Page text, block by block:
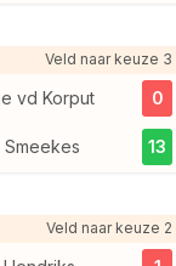
Veld naar keuze 3
vd Korput 0
Smeekes 13
Veld naar keuze 2